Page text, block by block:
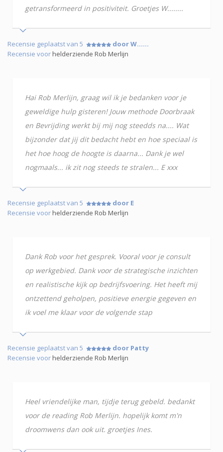
getransformeerd in positiviteit. Groetjes W........
Recensie geplaatst van 5
door W......
Recensie voorhelderziende Rob Merlijn
Hai Rob Merlijn, graag wil ik je bedanken voor je
geweldige hulp gisteren! Jouw methode Doorbraak
en Bevrijding werkt bij mij nog steedds na.... Wat
bijzonder dat jij dit bedacht hebt en hoe speciaal is
het hoe hoog de hoogte is daarna... Dank je wel
nogmaals... ik zit nog steeds te stralen... E xxx
Recensie geplaatst van 5
door E
Recensie voorhelderziende Rob Merlijn
Dank Rob voor het gesprek. Vooral voor je consult
op werkgebied. Dank voor de strategische inzichten
en realistische kijk op bedrijfsvoering. Het heeft mij
ontzettend geholpen, positieve energie gegeven en
ik voel me klaar voor de volgende stap
Recensie geplaatst van 5
door Patty
Recensie voorhelderziende Rob Merlijn
Heel vriendelijke man, tijdje terug gebeld. bedankt
voor de reading Rob Merlijn. hopelijk komt m'n
droomwens dan ook uit. groetjes Ines.